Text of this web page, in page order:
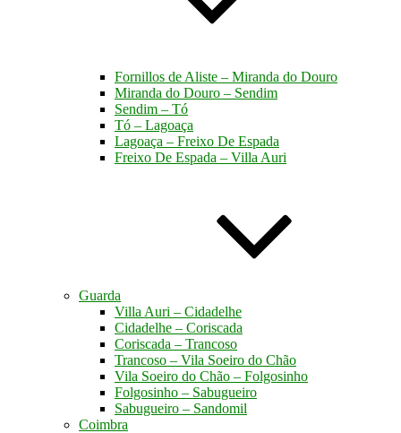
Fornillos de Aliste – Miranda do Douro
Miranda do Douro – Sendim
Sendim – Tó
Tó – Lagoaça
Lagoaça – Freixo De Espada
Freixo De Espada – Villa Auri
Guarda
Villa Auri – Cidadelhe
Cidadelhe – Coriscada
Coriscada – Trancoso
Trancoso – Vila Soeiro do Chão
Vila Soeiro do Chão – Folgosinho
Folgosinho – Sabugueiro
Sabugueiro – Sandomil
Coimbra